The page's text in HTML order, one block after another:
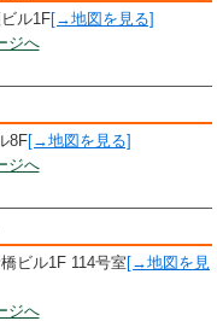
ル1F[→地図を見る]
ジへ
8F[→地図を見る]
ジへ
ビル1F 114号室[→地図を見
ジへ